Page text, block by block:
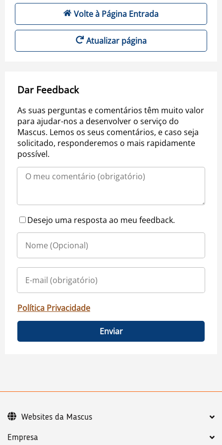
Volte à Página Entrada
Atualizar página
Dar Feedback
As suas perguntas e comentários têm muito valor
para ajudar-nos a desenvolver o serviço do
Mascus. Lemos os seus comentários, e caso seja
solicitado, responderemos o mais rapidamente
possível.
Desejo uma resposta ao meu feedback.
Política Privacidade
Enviar
Empresa
Websites da Mascus